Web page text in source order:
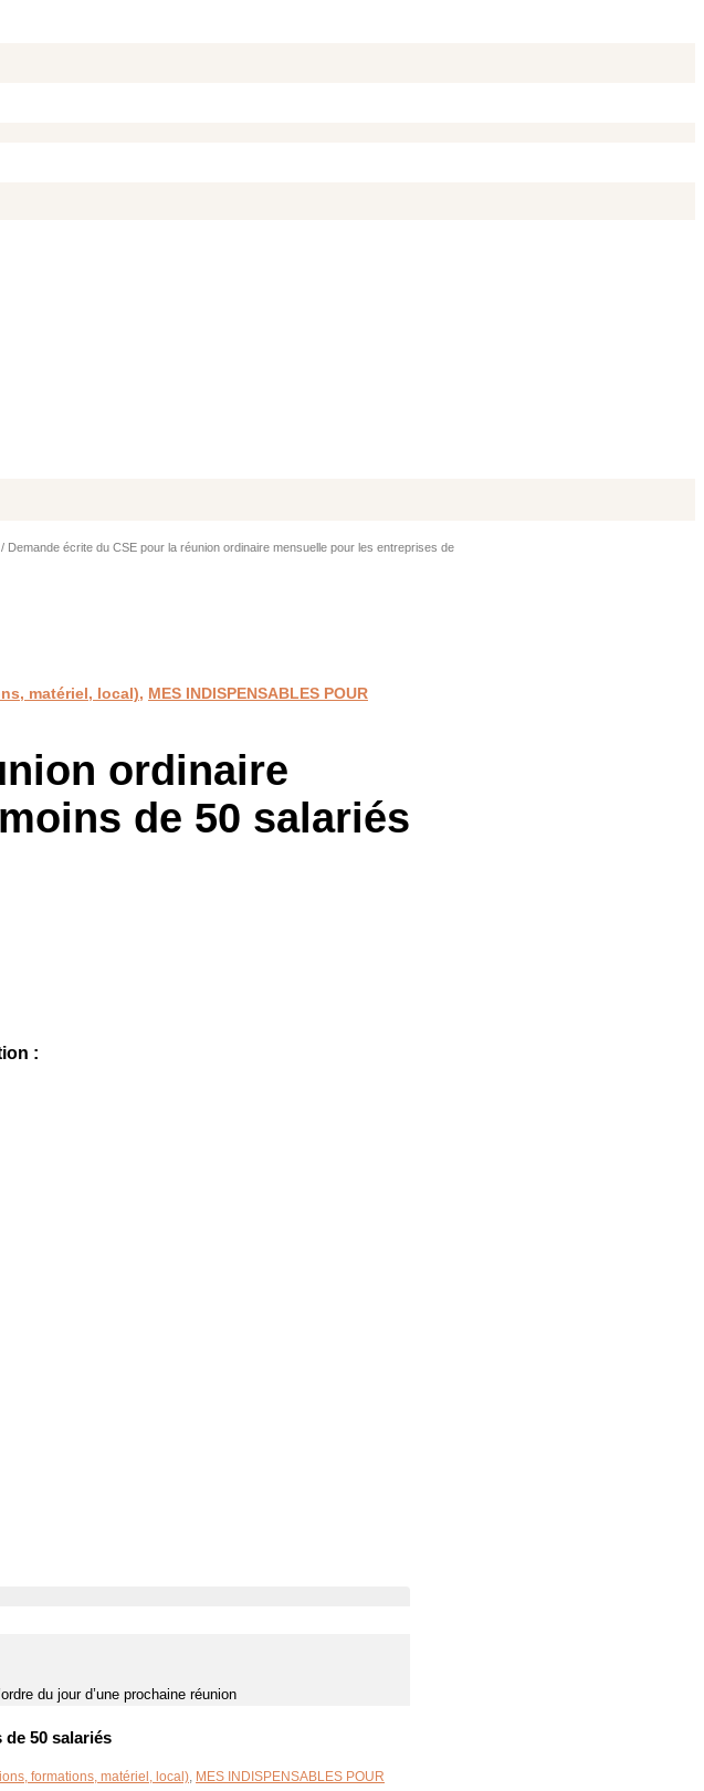
/ Demande écrite du CSE pour la réunion ordinaire mensuelle pour les entreprises de
matériel, local), MES INDISPENSABLES POUR
ordinaire
de 50 salariés
:
du jour d’une prochaine réunion
50 salariés
formations, matériel, local) MES INDISPENSABLES POUR